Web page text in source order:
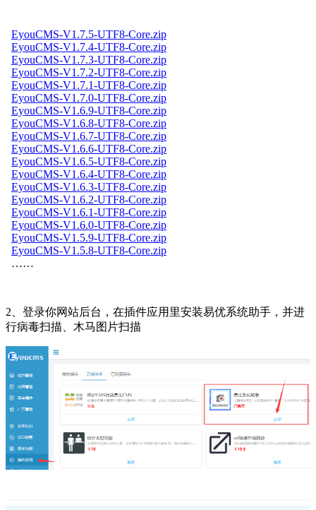
EyouCMS-V1.7.5-UTF8-Core.zip
EyouCMS-V1.7.4-UTF8-Core.zip
EyouCMS-V1.7.3-UTF8-Core.zip
EyouCMS-V1.7.2-UTF8-Core.zip
EyouCMS-V1.7.1-UTF8-Core.zip
EyouCMS-V1.7.0-UTF8-Core.zip
EyouCMS-V1.6.9-UTF8-Core.zip
EyouCMS-V1.6.8-UTF8-Core.zip
EyouCMS-V1.6.7-UTF8-Core.zip
EyouCMS-V1.6.6-UTF8-Core.zip
EyouCMS-V1.6.5-UTF8-Core.zip
EyouCMS-V1.6.4-UTF8-Core.zip
EyouCMS-V1.6.3-UTF8-Core.zip
EyouCMS-V1.6.2-UTF8-Core.zip
EyouCMS-V1.6.1-UTF8-Core.zip
EyouCMS-V1.6.0-UTF8-Core.zip
EyouCMS-V1.5.9-UTF8-Core.zip
EyouCMS-V1.5.8-UTF8-Core.zip
……
2、登录你网站后台，在插件应用里安装易优系统助手，并进
行病毒扫描、木马图片扫描